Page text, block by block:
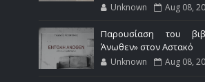
Unknown Aug 08,
Παρουσίαση του
Άνωθεν» στον Αστακό
Unknown Aug 08,